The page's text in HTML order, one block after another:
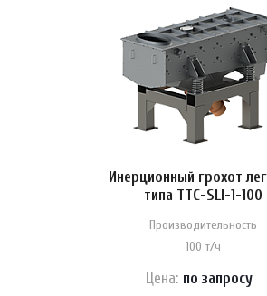
Инерционный грохот
типа ТТС-SLI-1-100
Производительность
100 т/ч
Цена: по запросу